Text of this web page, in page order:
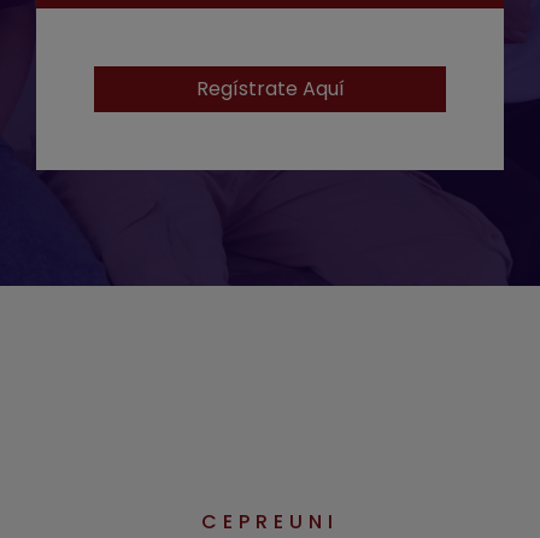
Regístrate Aquí
CEPREUNI